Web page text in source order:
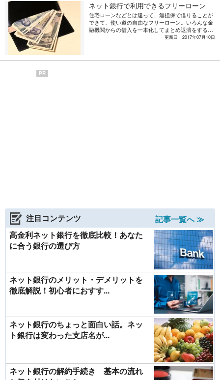
ネット銀行で利用できるフリーローン
住宅ローンなどとは違って、無担保で借りることが
できて、使い道の自由なフリーローン。いろんな金
融機関からの借入を一本化してまとめ返済をするの
更新日：2017年07月10日
PR
注目コンテンツ
記事一覧へ ≫
高金利ネット銀行を徹底比較！あなた
に合う銀行の選び方
ネット銀行のメリット・デメリットを
徹底解説！初心者におすす...
ネット銀行のちょっと面白い話。ネッ
ト銀行は変わった支店名が...
ネット銀行の解約手続き 基本の流れ